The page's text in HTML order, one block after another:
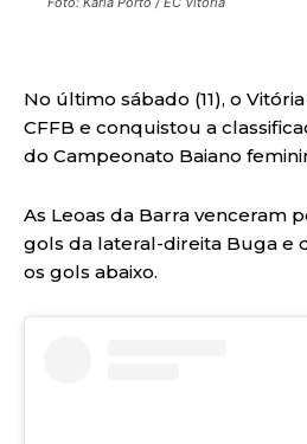
No último sábado (11), o
CFFB e conquistou a
do Campeonato Baiano
As Leoas da Barra venceram
gols da lateral-direita Buga e
os gols abaixo.